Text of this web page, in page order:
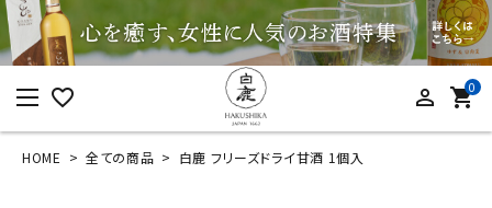
favorite_border person_outline 0
shopping_cart
ログイン 新規会員登録
HOME 全ての商品 白鹿 フリーズドライ甘酒 1個入